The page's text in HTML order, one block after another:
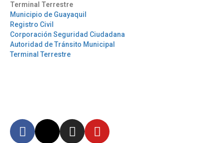
Terminal Terrestre
Municipio de Guayaquil
Registro Civil
Corporación Seguridad Ciudadana
Autoridad de Tránsito Municipal
Terminal Terrestre